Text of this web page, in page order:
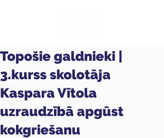
Topošie galdnieki |
3.kurss skolotāja
Kaspara Vītola
uzraudzībā apgūst
kokgriešanu